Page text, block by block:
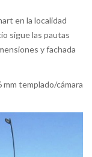
en la localidad
sigue las pautas
y fachada
templado/cámara